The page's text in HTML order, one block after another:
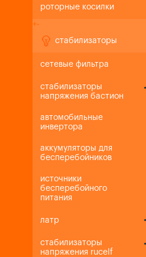
роторные косилки
+-
стабилизаторы
сетевые фильтра
стабилизаторы
напряжения бастион
автомобильные
инвертора
аккумуляторы для
бесперебойников
источники
бесперебойного
питания
латр
стабилизаторы
напряжения rucelf